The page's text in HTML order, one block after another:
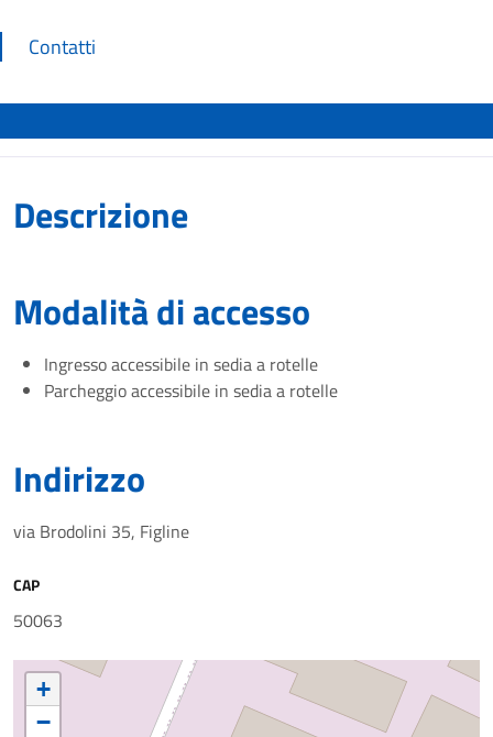
Contatti
Descrizione
Modalità di accesso
Ingresso accessibile in sedia a rotelle
Parcheggio accessibile in sedia a rotelle
Indirizzo
via Brodolini 35, Figline
CAP
50063
+
−